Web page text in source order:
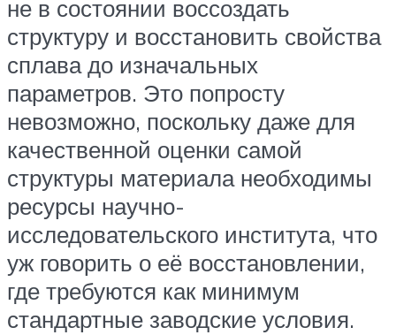
не в состоянии воссоздать
структуру и восстановить свойства
сплава до изначальных
параметров. Это попросту
невозможно, поскольку даже для
качественной оценки самой
структуры материала необходимы
ресурсы научно-
исследовательского института, что
уж говорить о её восстановлении,
где требуются как минимум
стандартные заводские условия.